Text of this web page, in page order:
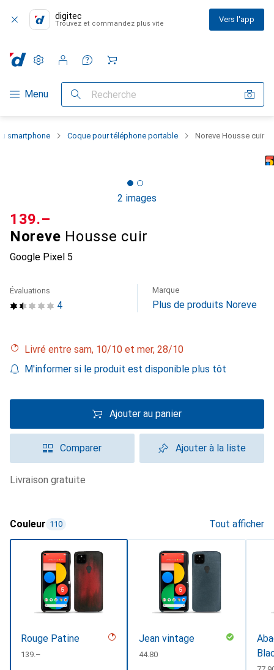
digitec
Trouvez et commandez plus vite Vers l'app
Navigation par catégorie
Menu Recherche
Paramètres
Compte client
Listes de comparaison
Listes d'envies
Panier
smartphone Coque pour téléphone portable Noreve Housse cuir
2 images
Noreve Housse cuir
Google Pixel 5
CHF
139.–
4
Évaluations Marque
Plus de produits Noreve
Livré entre sam, 10/10 et mer, 28/10
M'informer si le produit est disponible plus tôt
Ajouter au panier
Comparer Ajouter à la liste
livraison gratuite
Couleur 110 Tout afficher
Rouge Patine
CHF
139.–
Jean vintage
CHF
44.80